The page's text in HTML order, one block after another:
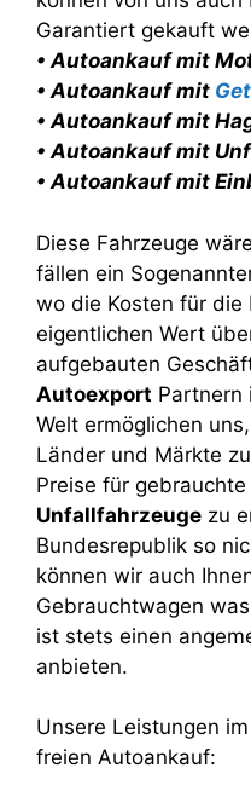
Garantiert gekauft
• Autoankauf mit
• Autoankauf mit
• Autoankauf mit
• Autoankauf mit
• Autoankauf mit
Diese Fahrzeuge
fällen ein
wo die Kosten für die
eigentlichen Wert
aufgebauten
Autoexport Partnern
Welt ermöglichen
Länder und Märkte
Preise für gebrauchte
Unfallfahrzeuge zu
Bundesrepublik so
können wir auch
Gebrauchtwagen
ist stets einen
anbieten.
Unsere Leistungen
freien Autoankauf: